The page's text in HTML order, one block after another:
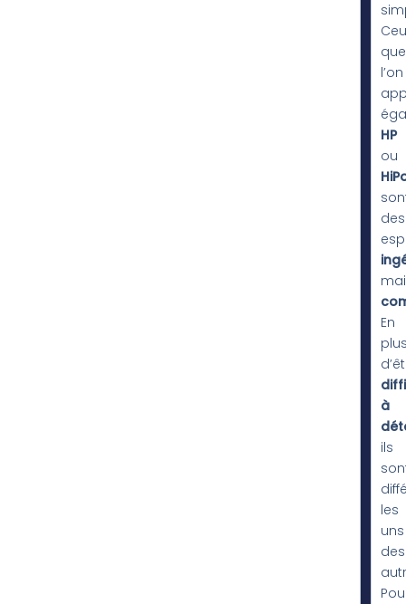
que
l’on
HP
ou
des
En
à
ils
les
uns
des